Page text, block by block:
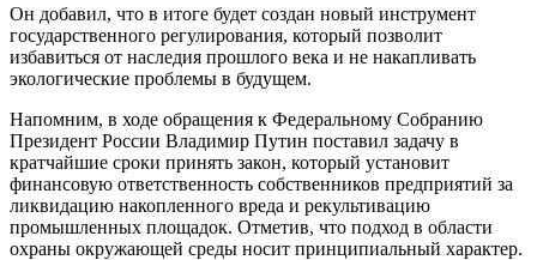
Он добавил, что в итоге будет создан новый инструмент
государственного регулирования, который позволит
избавиться от наследия прошлого века и не накапливать
экологические проблемы в будущем.
Напомним, в ходе обращения к Федеральному Собранию
Президент России Владимир Путин поставил задачу в
кратчайшие сроки принять закон, который установит
финансовую ответственность собственников предприятий за
ликвидацию накопленного вреда и рекультивацию
промышленных площадок. Отметив, что подход в области
охраны окружающей среды носит принципиальный характер.